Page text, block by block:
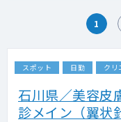
1
スポット 日勤 クリ
石川県／美容皮
診メイン（翼状